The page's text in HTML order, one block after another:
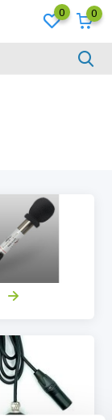
0 0